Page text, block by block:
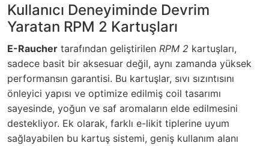
Kullanıcı Deneyiminde Devrim
Yaratan RPM 2 Kartuşları
E-Raucher tarafından geliştirilen RPM 2 kartuşları,
sadece basit bir aksesuar değil, aynı zamanda yüksek
performansın garantisi. Bu kartuşlar, sıvı sızıntısını
önleyici yapısı ve optimize edilmiş coil tasarımı
sayesinde, yoğun ve saf aromaların elde edilmesini
destekliyor. Ek olarak, farklı e-likit tiplerine uyum
sağlayabilen bu kartuş sistemi, geniş kullanım alanı